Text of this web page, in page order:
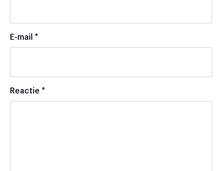
E-mail *
Reactie *